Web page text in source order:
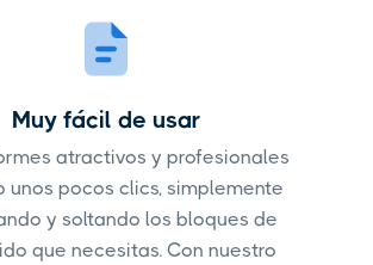
Muy fácil de usar
atractivos y profesionales
unos pocos clics, simplemente
y soltando los bloques de
que necesitas. Con nuestro